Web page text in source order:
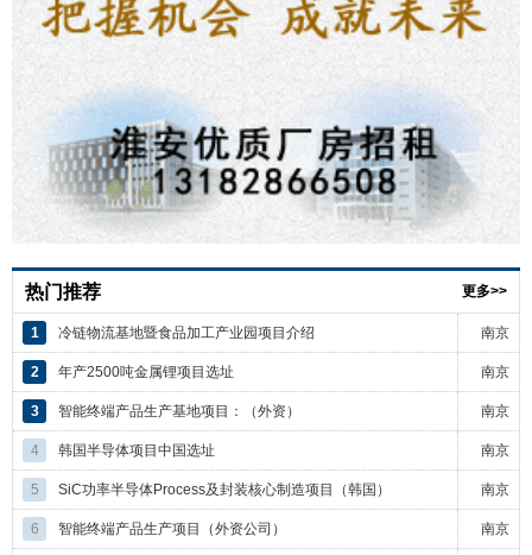
热门推荐 更多>>
1 南京
冷链物流基地暨食品加工产业园项目介绍
2 南京
年产2500吨金属锂项目选址
3 南京
智能终端产品生产基地项目：（外资）
4 南京
韩国半导体项目中国选址
5 南京
SiC功率半导体Process及封装核心制造项目（韩国）
6 南京
智能终端产品生产项目（外资公司）